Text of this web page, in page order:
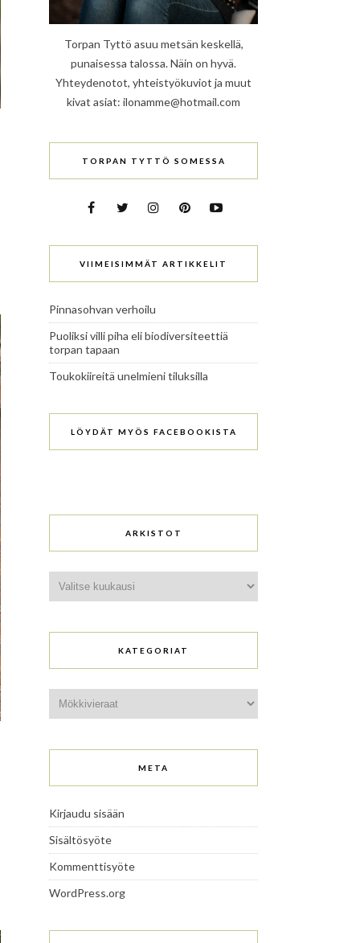
Torpan Tyttö asuu metsän keskellä,
punaisessa talossa. Näin on hyvä.
Yhteydenotot, yhteistyökuviot ja muut
kivat asiat: ilonamme@hotmail.com
TORPAN TYTTÖ SOMESSA
VIIMEISIMMÄT ARTIKKELIT
Pinnasohvan verhoilu
Puoliksi villi piha eli biodiversiteettiä
torpan tapaan
Toukokiireitä unelmieni tiluksilla
LÖYDÄT MYÖS FACEBOOKISTA
ARKISTOT
KATEGORIAT
META
Kirjaudu sisään
Sisältösyöte
Kommenttisyöte
WordPress.org